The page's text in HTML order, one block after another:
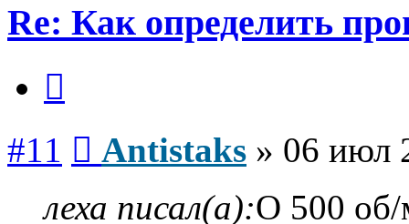
Re: Как определить
#11 Antistaks » 06 июл
леха писал(а):О 500